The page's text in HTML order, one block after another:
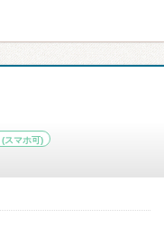
(スマホ可)